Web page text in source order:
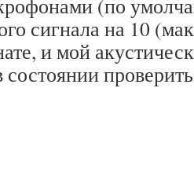
(по
сигнала на 10
и мой
состоянии